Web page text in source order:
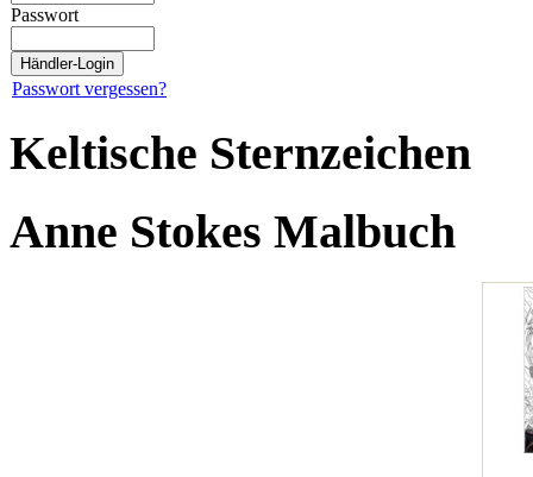
Passwort
Passwort vergessen?
Keltische Sternzeichen
Anne Stokes Malbuch